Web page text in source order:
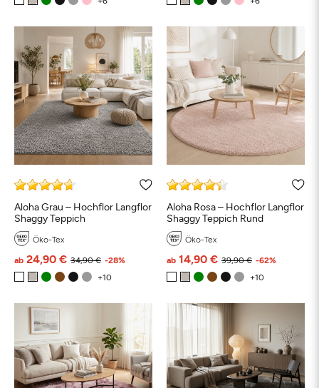
Aloha Grau – Hochflor Langflor
Shaggy Teppich
Öko-Tex
34,90 €
ab 24,90 € -28%
Aloha Rosa – Hochflor Langflor
Shaggy Teppich Rund
Öko-Tex
39,90 €
ab 14,90 € -62%